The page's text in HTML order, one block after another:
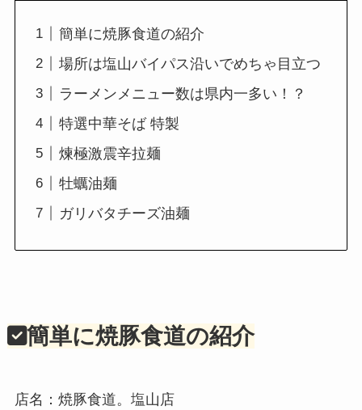
簡単に焼豚食道の紹介
場所は塩山バイパス沿いでめちゃ目立つ
ラーメンメニュー数は県内一多い！？
特選中華そば 特製
煉極激震辛拉麺
牡蠣油麺
ガリバタチーズ油麺
簡単に焼豚食道の紹介
店名：焼豚食道。塩山店